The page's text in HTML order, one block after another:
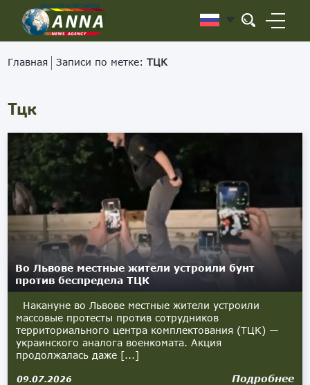
Главная Записи по метке:ТЦК
Тцк
Во Львове местные жители устроили бунт
против беспредела ТЦК
Накануне во Львове местные жители устроили
массовые протесты против сотрудников
территориального центра комплектования (ТЦК) —
украинского аналога военкомата. Акция
продолжалась даже [...]
09.07.2026 Подробнее